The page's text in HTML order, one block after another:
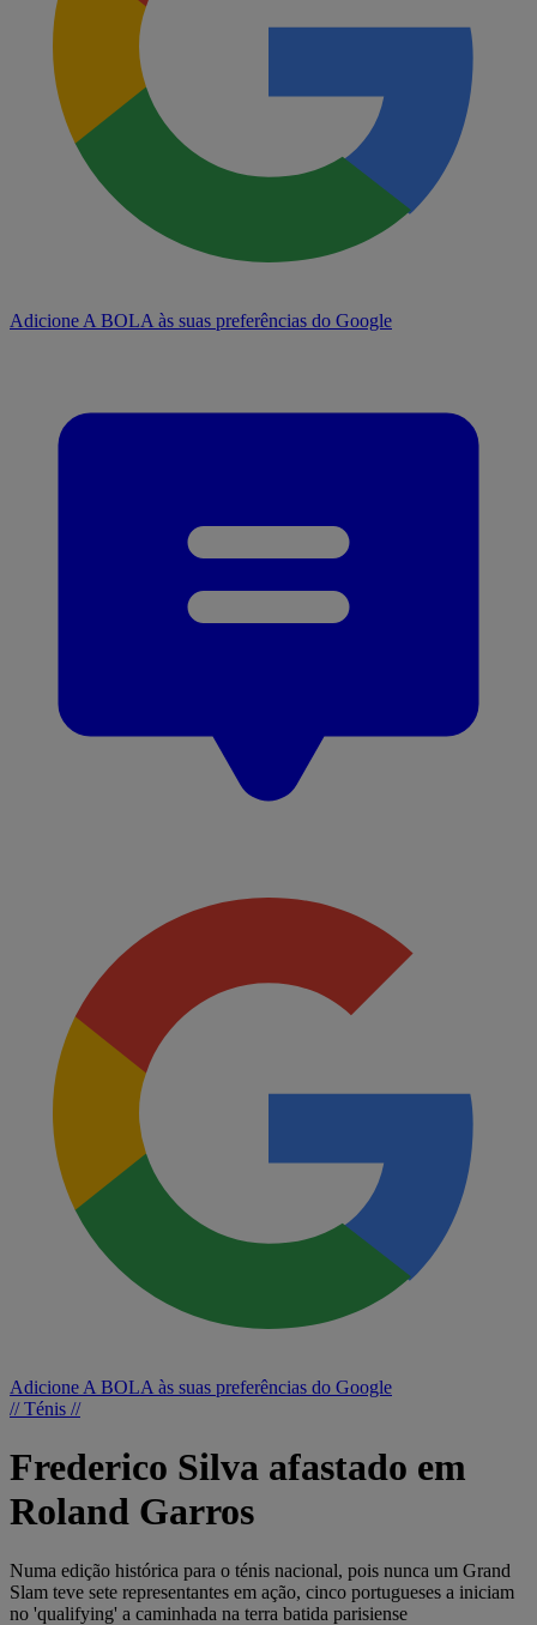
Adicione A BOLA às suas preferências do Google
Adicione A BOLA às suas preferências do Google
// Ténis //
Frederico Silva afastado em
Roland Garros
Numa edição histórica para o ténis nacional, pois nunca um Grand
Slam teve sete representantes em ação, cinco portugueses a iniciam
no 'qualifying' a caminhada na terra batida parisiense